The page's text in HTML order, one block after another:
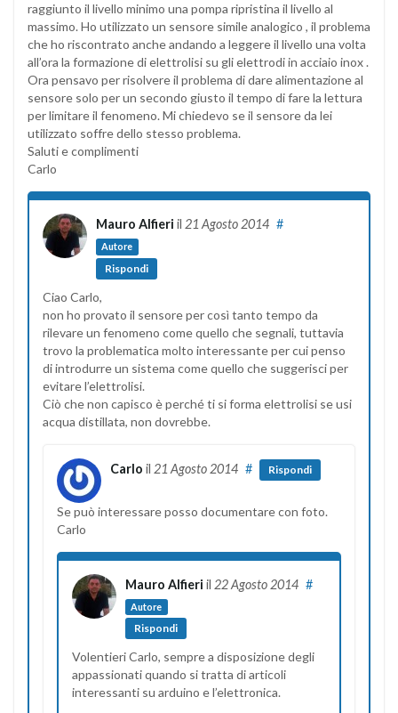
raggiunto il livello minimo una pompa ripristina il livello al
massimo. Ho utilizzato un sensore simile analogico , il problema
che ho riscontrato anche andando a leggere il livello una volta
all’ora la formazione di elettrolisi su gli elettrodi in acciaio inox .
Ora pensavo per risolvere il problema di dare alimentazione al
sensore solo per un secondo giusto il tempo di fare la lettura
per limitare il fenomeno. Mi chiedevo se il sensore da lei
utilizzato soffre dello stesso problema.
Saluti e complimenti
Carlo
Mauro Alfieri il 21 Agosto 2014
Autore
#
Rispondi
Ciao Carlo,
non ho provato il sensore per così tanto tempo da
rilevare un fenomeno come quello che segnali, tuttavia
trovo la problematica molto interessante per cui penso
di introdurre un sistema come quello che suggerisci per
evitare l’elettrolisi.
Ciò che non capisco è perché ti si forma elettrolisi se usi
acqua distillata, non dovrebbe.
Carlo il 21 Agosto 2014 # Rispondi
Se può interessare posso documentare con foto.
Carlo
Mauro Alfieri il 22 Agosto 2014
Autore
#
Rispondi
Volentieri Carlo, sempre a disposizione degli
appassionati quando si tratta di articoli
interessanti su arduino e l’elettronica.